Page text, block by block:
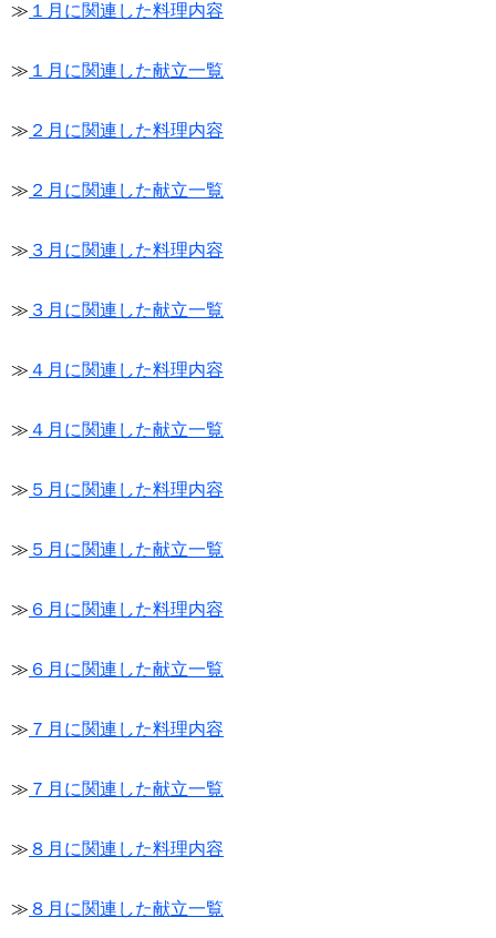
≫ １月に関連した料理内容
≫ １月に関連した献立一覧
≫ ２月に関連した料理内容
≫ ２月に関連した献立一覧
≫ ３月に関連した料理内容
≫ ３月に関連した献立一覧
≫ ４月に関連した料理内容
≫ ４月に関連した献立一覧
≫ ５月に関連した料理内容
≫ ５月に関連した献立一覧
≫ ６月に関連した料理内容
≫ ６月に関連した献立一覧
≫ ７月に関連した料理内容
≫ ７月に関連した献立一覧
≫ ８月に関連した料理内容
≫ ８月に関連した献立一覧